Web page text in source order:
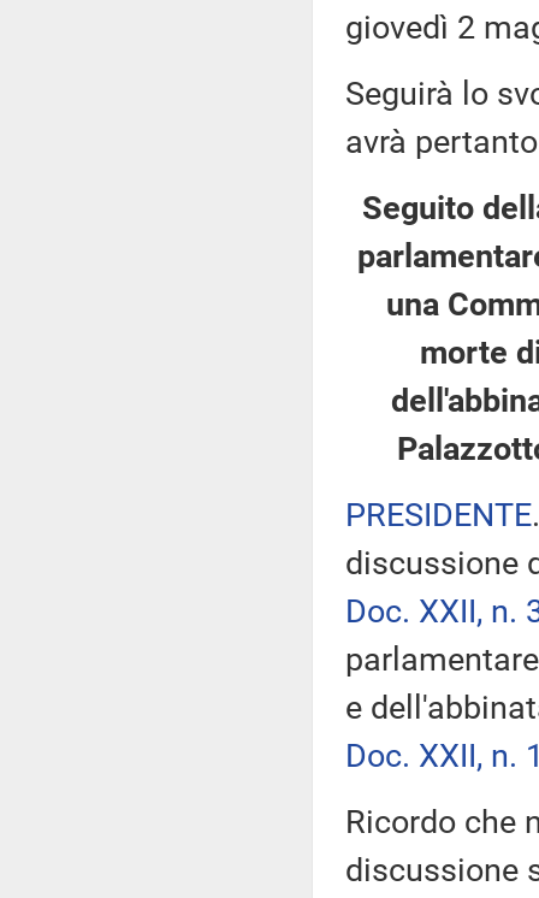
giovedì 2
Seguirà lo
avrà
Seguito
una
morte
PRESIDENTE
discussione
Doc. XXII, n.
e
Doc. XXII, n.
Ricordo che
discussione